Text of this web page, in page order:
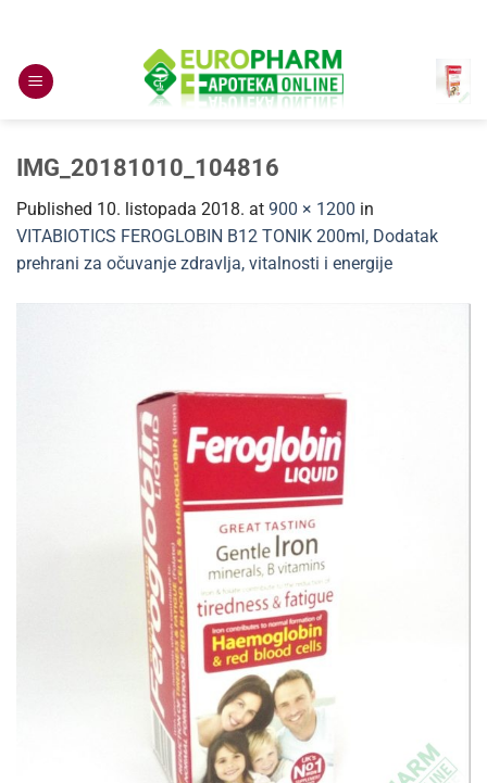
content
IMG_20181010_104816
Published 10. listopada 2018. at 900 × 1200 in
VITABIOTICS FEROGLOBIN B12 TONIK 200ml, Dodatak
prehrani za očuvanje zdravlja, vitalnosti i energije